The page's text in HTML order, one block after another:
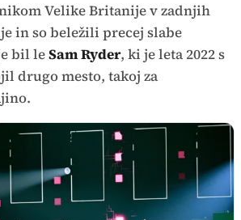
Velike Britanije v zadnjih
in so beležili precej slabe
bil leSam Ryder, ki je leta 2022 s
drugo mesto, takoj za